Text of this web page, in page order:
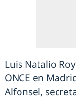
Luis Natalio
ONCE en
Alfonsel,